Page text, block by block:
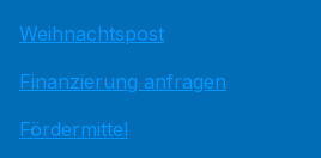
Weihnachtspost
Finanzierung anfragen
Fördermittel